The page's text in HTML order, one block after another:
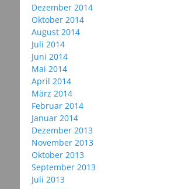
Dezember 2014
Oktober 2014
August 2014
Juli 2014
Juni 2014
Mai 2014
April 2014
März 2014
Februar 2014
Januar 2014
Dezember 2013
November 2013
Oktober 2013
September 2013
Juli 2013